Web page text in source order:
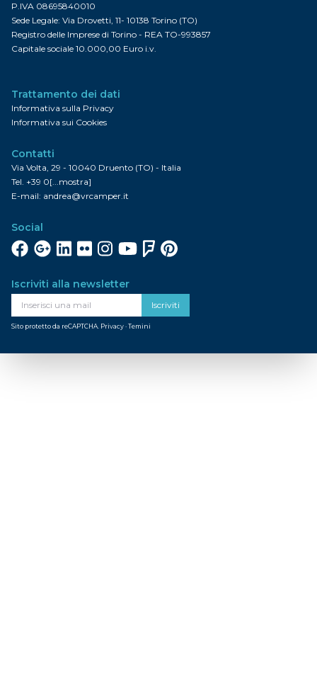
P.IVA 08695840010
Sede Legale: Via Drovetti, 11- 10138 Torino (TO)
Registro delle Imprese di Torino - REA TO-993857
Capitale sociale 10.000,00 Euro i.v.
Trattamento dei dati
Informativa sulla Privacy
Informativa sui Cookies
Contatti
Via Volta, 29 - 10040 Druento (TO) - Italia
Tel. +39 0[...mostra]
E-mail: andrea@vrcamper.it
Social
Iscriviti alla newsletter
Iscriviti
Sito protetto da reCAPTCHA. Privacy·Temini